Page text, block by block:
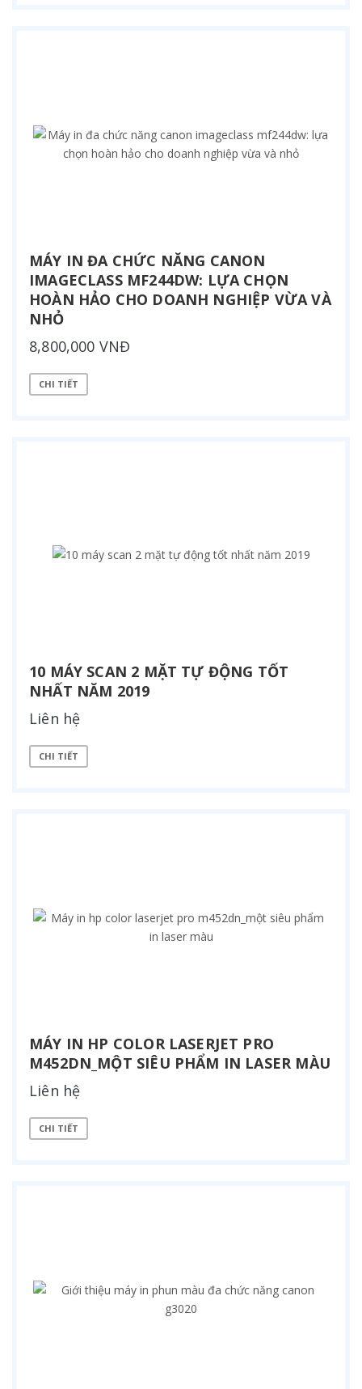
MÁY IN ĐA CHỨC NĂNG CANON
IMAGECLASS MF244DW: LỰA CHỌN
HOÀN HẢO CHO DOANH NGHIỆP VỪA VÀ
NHỎ
8,800,000 VNĐ
CHI TIẾT
10 MÁY SCAN 2 MẶT TỰ ĐỘNG TỐT
NHẤT NĂM 2019
Liên hệ
CHI TIẾT
MÁY IN HP COLOR LASERJET PRO
M452DN_MỘT SIÊU PHẨM IN LASER MÀU
Liên hệ
CHI TIẾT